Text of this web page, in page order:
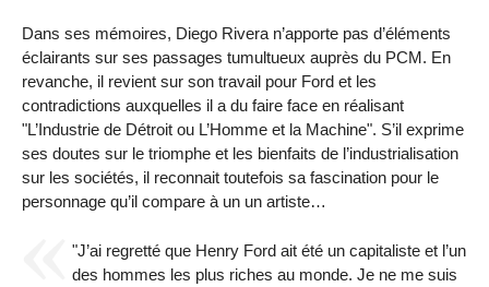
Dans ses mémoires, Diego Rivera n’apporte pas d’éléments
éclairants sur ses passages tumultueux auprès du PCM. En
revanche, il revient sur son travail pour Ford et les
contradictions auxquelles il a du faire face en réalisant
"L’Industrie de Détroit ou L’Homme et la Machine". S’il exprime
ses doutes sur le triomphe et les bienfaits de l’industrialisation
sur les sociétés, il reconnait toutefois sa fascination pour le
personnage qu’il compare à un un artiste…
"J’ai regretté que Henry Ford ait été un capitaliste et l’un
des hommes les plus riches au monde. Je ne me suis